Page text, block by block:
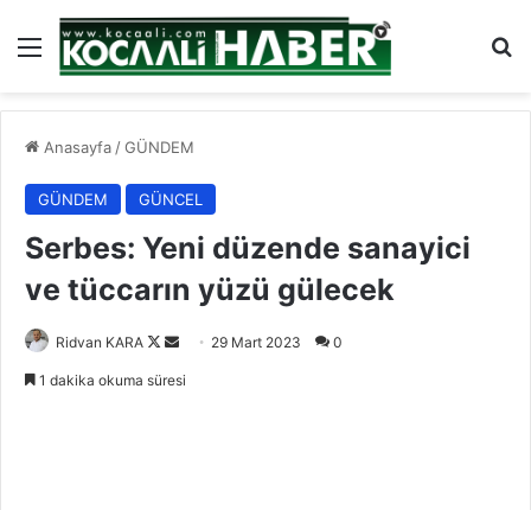
Menü
Anasayfa /GÜNDEM
GÜNDEM GÜNCEL
Serbes: Yeni düzende sanayici
ve tüccarın yüzü gülecek
Ridvan KARA
Follow
Bir
29 Mart 2023 0
1 dakika okuma süresi